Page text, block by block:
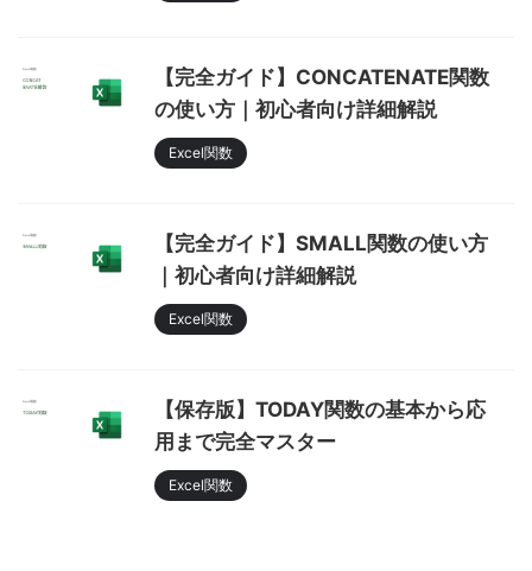
【完全ガイド】CONCATENATE関数
の使い方｜初心者向け詳細解説
Excel関数
【完全ガイド】SMALL関数の使い方
｜初心者向け詳細解説
Excel関数
【保存版】TODAY関数の基本から応
用まで完全マスター
Excel関数